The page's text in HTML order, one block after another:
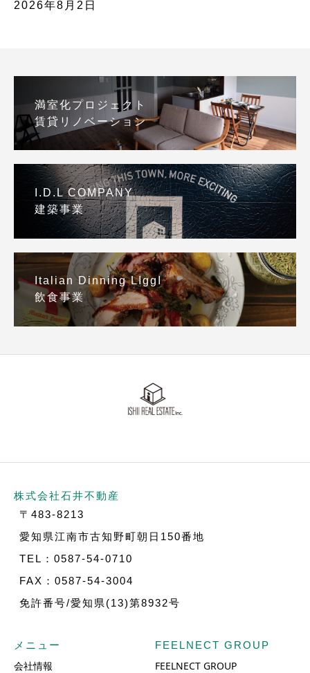
2026年8月2日
満室化プロジェクト
賃貸リノベーション
I.D.L COMPANY
建築事業
Italian Dinning LIggI
飲食事業
株式会社石井不動産
〒483-8213
愛知県江南市古知野町朝日150番地
TEL：0587-54-0710
FAX：0587-54-3004
免許番号/愛知県(13)第8932号
メニュー
会社情報
FEELNECT GROUP
FEELNECT GROUP